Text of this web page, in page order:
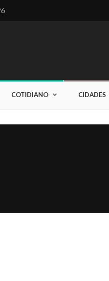
COTIDIANO CIDADES